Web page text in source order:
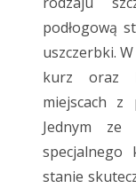
podłogową
uszczerbki.
kurz oraz
miejscach z
Jednym ze
stanie